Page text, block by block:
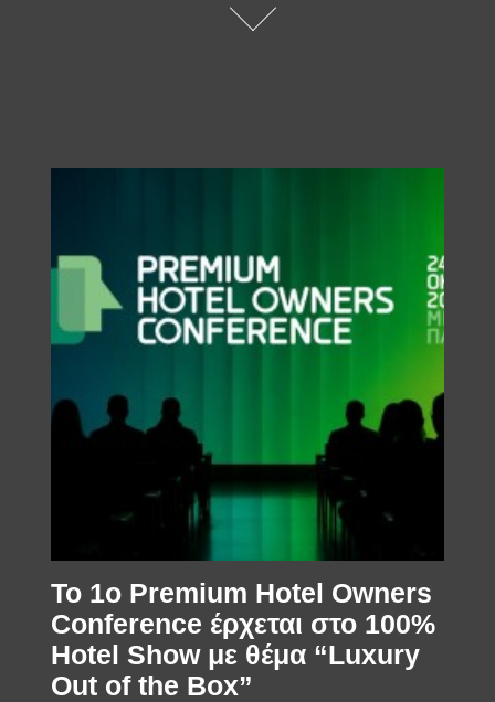
Το 1ο Premium Hotel Owners
Conference έρχεται στο 100%
Hotel Show με θέμα “Luxury
Out of the Box”